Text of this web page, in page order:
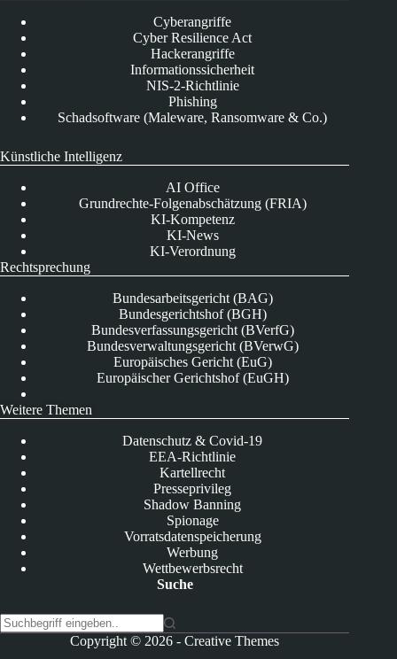
Cyberangriffe
Cyber Resilience Act
Hackerangriffe
Informationssicherheit
NIS-2-Richtlinie
Phishing
Schadsoftware (Maleware, Ransomware & Co.)
Künstliche Intelligenz
AI Office
Grundrechte-Folgenabschätzung (FRIA)
KI-Kompetenz
KI-News
KI-Verordnung
Rechtsprechung
Bundesarbeitsgericht (BAG)
Bundesgerichtshof (BGH)
Bundesverfassungsgericht (BVerfG)
Bundesverwaltungsgericht (BVerwG)
Europäisches Gericht (EuG)
Europäischer Gerichtshof (EuGH)
Weitere Themen
Datenschutz & Covid-19
EEA-Richtlinie
Kartellrecht
Presseprivileg
Shadow Banning
Spionage
Vorratsdatenspeicherung
Werbung
Wettbewerbsrecht
Suche
Copyright © 2026 -Creative Themes